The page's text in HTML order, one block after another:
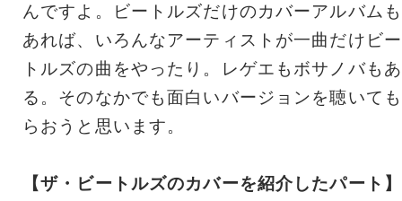
んですよ。ビートルズだけのカバーアルバムも
あれば、いろんなアーティストが一曲だけビー
トルズの曲をやったり。レゲエもボサノバもあ
る。そのなかでも面白いバージョンを聴いても
らおうと思います。
【ザ・ビートルズのカバーを紹介したパート】